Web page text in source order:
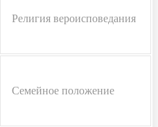
Религия вероисповедания
Семейное положение